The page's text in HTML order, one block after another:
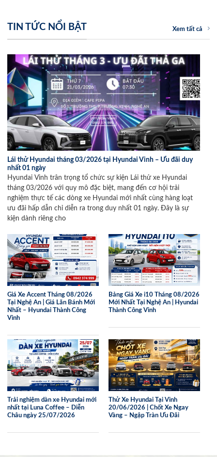
TIN TỨC NỔI BẬT Xem tất cả
Lái thử Hyundai tháng 03/2026 tại Hyundai Vinh – Ưu đãi duy
nhất 01 ngày
Hyundai Vinh trân trọng tổ chức sự kiện Lái thử xe Hyundai
tháng 03/2026 với quy mô đặc biệt, mang đến cơ hội trải
nghiệm thực tế các dòng xe Hyundai mới nhất cùng hàng loạt
ưu đãi hấp dẫn chỉ diễn ra trong duy nhất 01 ngày. Đây là sự
kiện dành riêng cho
Giá Xe Accent Tháng 08/2026
Tại Nghệ An | Giá Lăn Bánh Mới
Nhất – Hyundai Thành Công
Vinh
Bảng Giá Xe i10 Tháng 08/2026
Mới Nhất Tại Nghệ An | Hyundai
Thành Công Vinh
Trải nghiệm dàn xe Hyundai mới
nhất tại Luna Coffee – Diễn
Châu ngày 25/07/2026
Thử Xe Hyundai Tại Vinh
20/06/2026 | Chốt Xe Ngay
Vàng – Ngập Tràn Ưu Đãi